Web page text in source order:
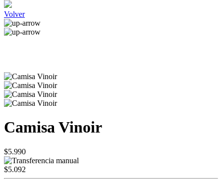
Volver
Camisa Vinoir
$5.990
$5.092